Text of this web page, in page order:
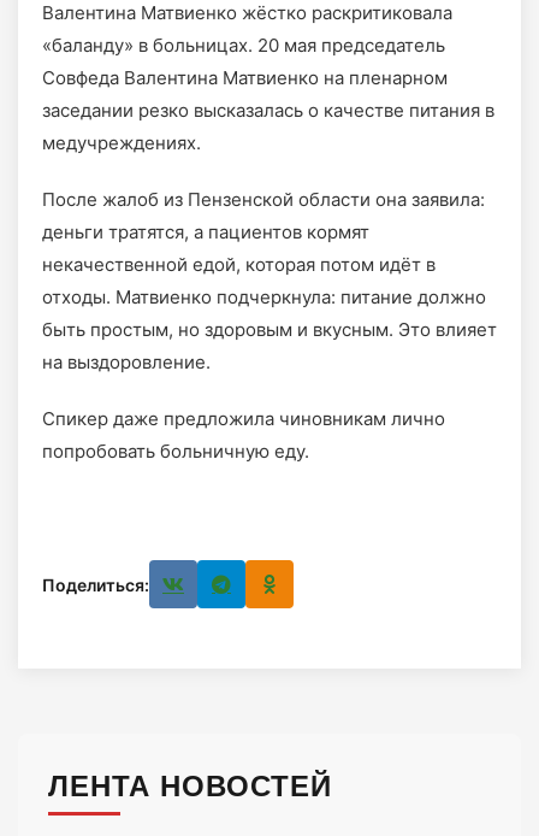
Валентина Матвиенко жёстко раскритиковала
«баланду» в больницах. 20 мая председатель
Совфеда Валентина Матвиенко на пленарном
заседании резко высказалась о качестве питания в
медучреждениях.
После жалоб из Пензенской области она заявила:
деньги тратятся, а пациентов кормят
некачественной едой, которая потом идёт в
отходы. Матвиенко подчеркнула: питание должно
быть простым, но здоровым и вкусным. Это влияет
на выздоровление.
Спикер даже предложила чиновникам лично
попробовать больничную еду.
Поделиться:
ЛЕНТА НОВОСТЕЙ